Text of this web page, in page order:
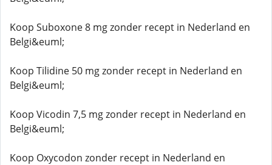
Koop Suboxone 8 mg zonder recept in Nederland en
Belgi&euml;
Koop Tilidine 50 mg zonder recept in Nederland en
Belgi&euml;
Koop Vicodin 7,5 mg zonder recept in Nederland en
Belgi&euml;
Koop Oxycodon zonder recept in Nederland en